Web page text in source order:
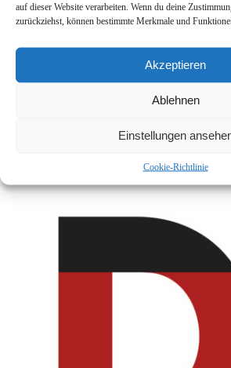
auf dieser Website verarbeiten. Wenn du deine
zurückziehst, können bestimmte Merkmale und
Akzeptieren
Ablehnen
Einstellungen
Cookie-Richtlinie
Hooligans Gegen